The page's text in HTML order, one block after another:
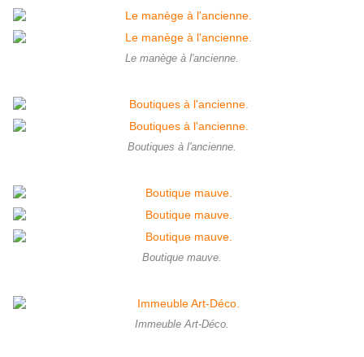
Le manège à l'ancienne.
Boutiques à l'ancienne.
Boutique mauve.
Immeuble Art-Déco.